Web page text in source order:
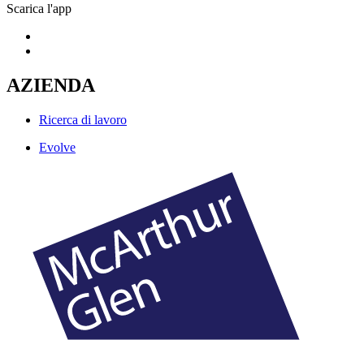
Scarica l'app
AZIENDA
Ricerca di lavoro
Evolve